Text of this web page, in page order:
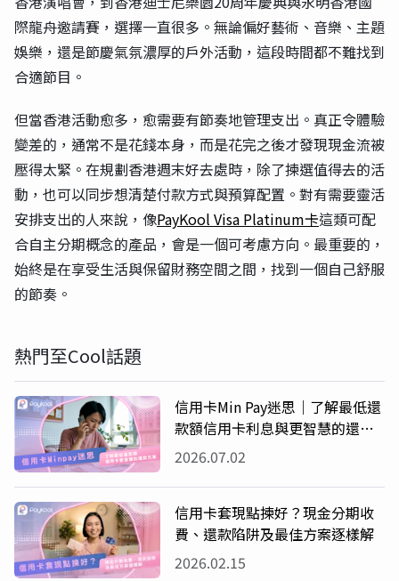
際龍舟邀請賽，選擇一直很多。無論偏好藝術、音樂、主題
娛樂，還是節慶氣氛濃厚的戶外活動，這段時間都不難找到
合適節目。
但當香港活動愈多，愈需要有節奏地管理支出。真正令體驗
變差的，通常不是花錢本身，而是花完之後才發現現金流被
壓得太緊。在規劃香港週末好去處時，除了揀選值得去的活
動，也可以同步想清楚付款方式與預算配置。對有需要靈活
安排支出的人來說，像PayKool Visa Platinum卡這類可配
合自主分期概念的產品，會是一個可考慮方向。最重要的，
始終是在享受生活與保留財務空間之間，找到一個自己舒服
的節奏。
熱門至Cool話題
信用卡Min Pay迷思｜了解最低還
款額信用卡利息與更智慧的還款
方案
2026.07.02
信用卡套現點揀好？現金分期收
費、還款陷阱及最佳方案逐樣解
2026.02.15